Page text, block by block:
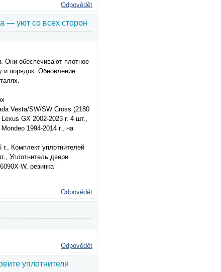
Odpovědět
— уют со всех сторон
Они обеспечивают плотное
и порядок. Обновление
Vesta/SW/SW Cross (2180
GX 2002-2023 г. 4 шт.,
1994-2014 г., на
Комплект уплотнителей
Уплотнитель двери
W, резинка
Odpovědět
Odpovědět
уплотнители